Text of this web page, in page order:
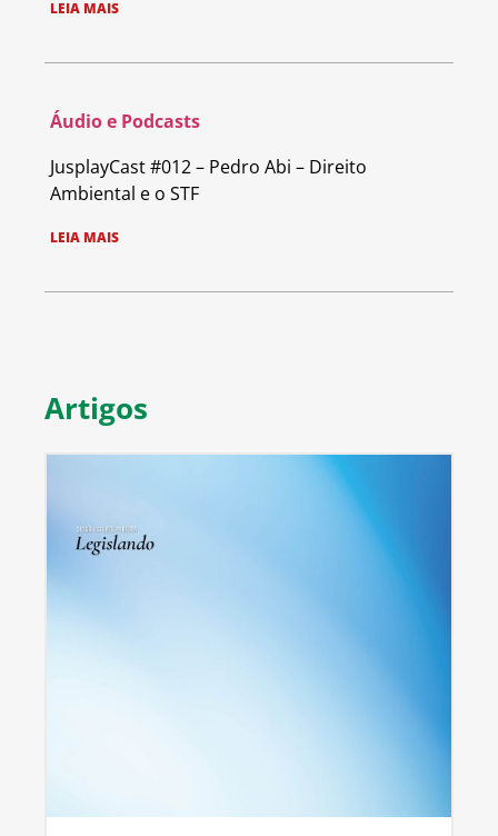
LEIA MAIS
Áudio e Podcasts
JusplayCast #012 – Pedro Abi – Direito
Ambiental e o STF
LEIA MAIS
Artigos